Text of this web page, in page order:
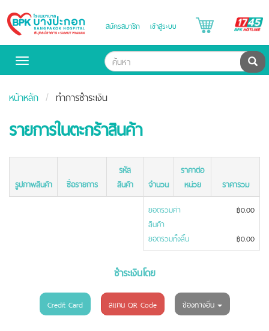
Bangpakok
Hospital
สมัครสมาชิก เข้าสู่ระบบ
Toggle
ค้น
หน้าหลัก ทำการชำระเงิน
รายการในตะกร้าสินค้า
รูปภาพสินค้า ชื่อรายการ
รหัส
สินค้า
จำนวน
ราคาต่อ
หน่วย
ราคารวม
ยอดรวมค่า
สินค้า
฿0.00
ยอดรวมทั้งสิ้น ฿0.00
ชำระเงินโดย
Credit Card สแกน QR Code ช่องทางอื่น